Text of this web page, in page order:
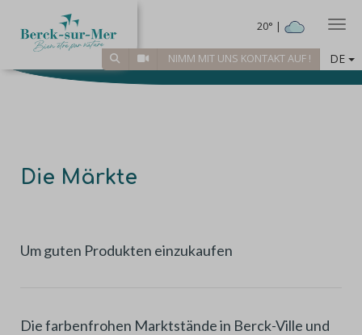
20° |
NIMM MIT UNS KONTAKT AUF ! DE
Die Märkte
Um guten Produkten einzukaufen
Die farbenfrohen Marktstände in Berck-Ville und